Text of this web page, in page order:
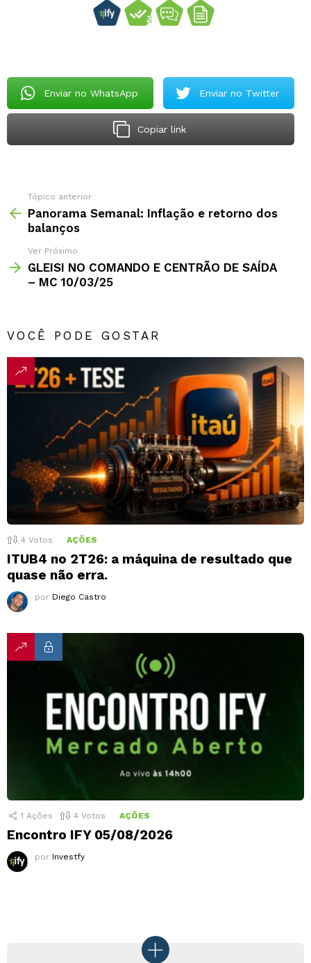
Enviar no WhatsApp Enviar no Twitter
Copiar link
Tópico anterior
Panorama Semanal: Inflação e retorno dos
balanços
Ver Próximo
GLEISI NO COMANDO E CENTRÃO DE SAÍDA
– MC 10/03/25
VOCÊ PODE GOSTAR
4 Votos AÇÕES
ITUB4 no 2T26: a máquina de resultado que
quase não erra.
por Diego Castro
1 Ações 4 Votos AÇÕES
Encontro IFY 05/08/2026
por Investfy